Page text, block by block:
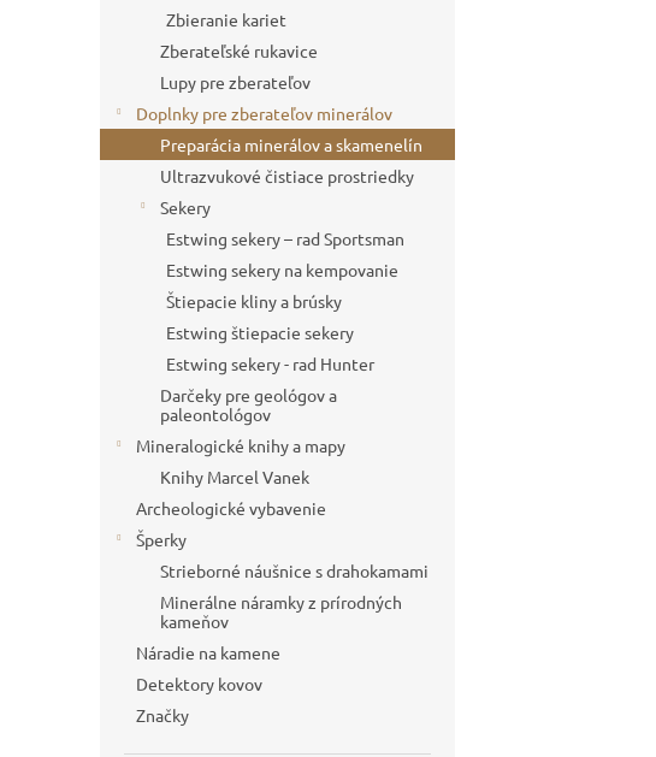
Zbieranie kariet
Zberateľské rukavice
Lupy pre zberateľov
Doplnky pre zberateľov minerálov
Preparácia minerálov a skamenelín
Ultrazvukové čistiace prostriedky
Sekery
Estwing sekery – rad Sportsman
Estwing sekery na kempovanie
Štiepacie kliny a brúsky
Estwing štiepacie sekery
Estwing sekery - rad Hunter
Darčeky pre geológov a
paleontológov
Mineralogické knihy a mapy
Knihy Marcel Vanek
Archeologické vybavenie
Šperky
Strieborné náušnice s drahokamami
Minerálne náramky z prírodných
kameňov
Náradie na kamene
Detektory kovov
Značky